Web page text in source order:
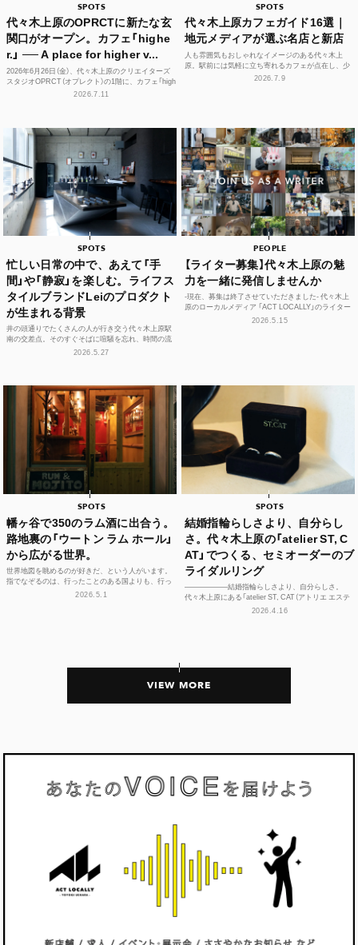
SPOTS
代々木上原のOPRCTに新たな玄
関口がオープン。カフェ「highe
r.」 ── A place for higher v...
2026年6月26日（金）、代々木上原のクリエイターズ
スタジオOPRCT（オプレクト）の1階に、カフェ「high
er.」（ハイアー）がグランドオープンし...
2026.7.11
SPOTS
代々木上原カフェガイド16選｜
地元メディアが選ぶ名店と新店
人も雰囲気もおしゃれなイメージのある代々木上
原。駅前には気軽に立ち寄れるカフェが点在し、少
し歩けば、コーヒーやスイーツ、空間づくりにこだ
2026.7.9
SPOTS
忙しい日常の中で、あえて「手
間」や「静寂」を楽しむ。ライフス
タイルブランドLeiのプロダクト
が生まれる背景
井の頭通りでたくさんの人が行き交う代々木上原駅
南の交差点。そのすぐそばに喧騒を忘れ、時間の流
れや感性をフラットに整えられる空間があります。
2026.5.27
PEOPLE
【ライター募集】代々木上原の魅
力を一緒に発信しませんか
-現在、募集は終了させていただきました- 代々木上
原のローカルメディア 「ACT LOCALLY」のライター
募集！ 世界中にある個性豊かな街に負けない魅...
2026.5.15
SPOTS
幡ヶ谷で350のラム酒に出合う。
路地裏の「ウートン ラム ホール」
から広がる世界。
世界地図を眺めるのが好きだ、という人がいます。
指でなぞるのは、行ったことのある国よりも、行っ
たことのない島々のほう。カリブ海に散らばる、名
2026.5.1
SPOTS
結婚指輪らしさより、自分らし
さ。代々木上原の「atelier ST, C
AT」でつくる、セミオーダーのブ
ライダルリング
——————結婚指輪らしさより、自分らしさ。
代々木上原にある「atelier ST, CAT（アトリエ エステ
ィーキャット）」は、アトリエを併設するブ...
2026.4.16
VIEW MORE